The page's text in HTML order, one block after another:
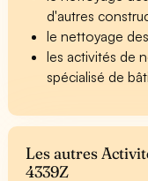
d'autres
le nettoyage
les activités de
spécialisé de
Les autres
4339Z